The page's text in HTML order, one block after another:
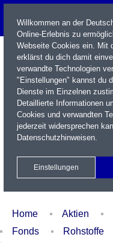
Name / WKN / ISIN / Kürzel
Xetra Realtime
Home Aktien
Fonds
Rohstoffe
Willkommen an der
Online-Erlebnis zu
Webseite Cookies ein. Mit
erklärst du dich damit
verwandte Technologien
"Einstellungen" kannst du
Dienste im Einzelnen
Detaillierte Informationen
Cookies und verwandten
jederzeit widersprechen
Datenschutzhinweisen.
Einstellungen